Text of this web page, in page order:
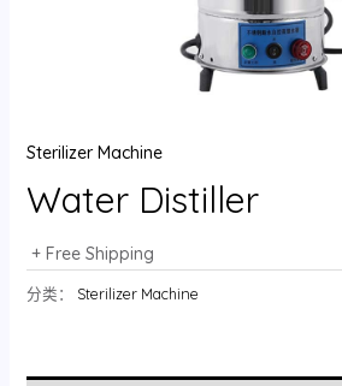
Sterilizer Machine
Water Distiller
+ Free Shipping
分类： Sterilizer Machine